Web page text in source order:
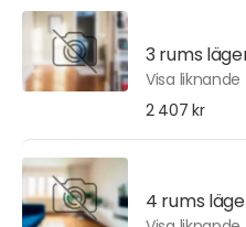
3 rums
Visa liknande
2 407 kr
4 rums